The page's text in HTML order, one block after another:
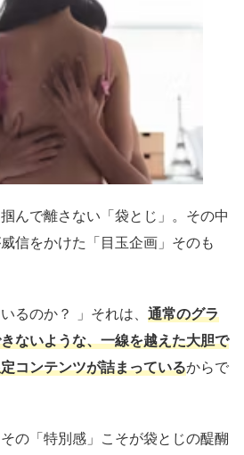
んで離さない「袋とじ」。その中
信をかけた「目玉企画」そのも
るのか？ 」それは、 通常のグラ
ないような、一線を越えた大胆で
コンテンツが詰まっているからで
の「特別感」こそが袋とじの醍醐